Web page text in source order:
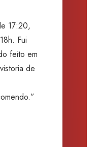
criterioso e
que eu
sem
com uma
salvaram